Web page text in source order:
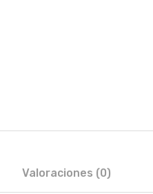
Valoraciones (0)